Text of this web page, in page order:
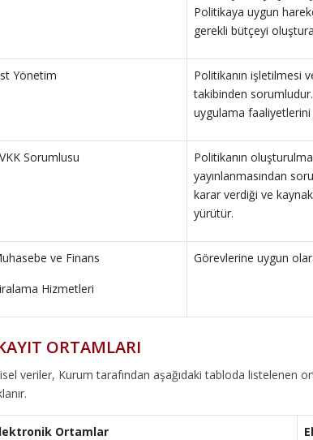
Politikaya uygun
gerekli bütçeyi
Yönetim
Politikanın işletilmesi
takibinden
uygulama
Sorumlusu
Politikanın
yayınlanmasından
karar verdiği ve
yürütür.
ve Finans
Hizmetleri
Görevlerine uygun
ORTAMLARI
veriler, Kurum tarafından aşağıdaki tabloda listelenen
Ortamlar